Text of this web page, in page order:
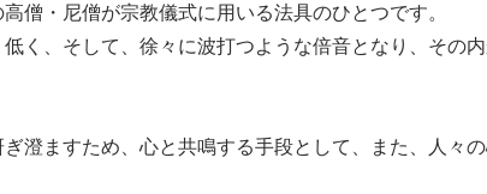
僧・尼僧が宗教儀式に用いる法具のひとつです。
く、そして、徐々に波打つような倍音となり、その
澄ますため、心と共鳴する手段として、また、人々